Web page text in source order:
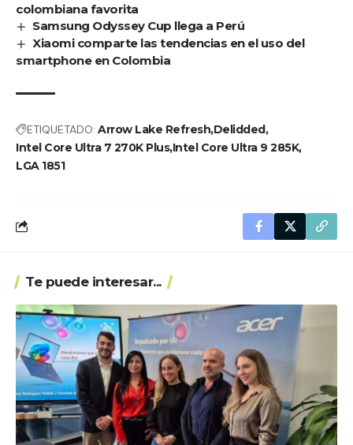
colombiana favorita
Samsung Odyssey Cup llega a Perú
Xiaomi comparte las tendencias en el uso del
smartphone en Colombia
ETIQUETADO: Arrow Lake RefreshDelidded
Intel Core Ultra 7 270K PlusIntel Core Ultra 9 285K
LGA 1851
Te puede interesar...